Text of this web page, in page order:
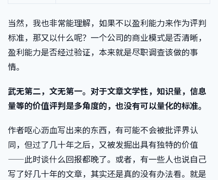
当然，我也非常能理解，如果不以盈利能力来作为评判
标准，那又以什么呢？一个公司的商业模式是否清晰，
盈利能力是否经过验证，本来就是尽职调查该做的事
情。
武无第二，文无第一。对于文章文学性，知识量，信息
量等的价值评判是多角度的，也没有可以量化的标准。
作者呕心沥血写出来的东西，有可能不会被批评界认
同，但过了几十年之后，又被发掘出具有独特的价值
——此时谈什么回报都晚了。或者，有一些人也说自己
写了好几十年的文章，其实还是真的没有办法看。就是